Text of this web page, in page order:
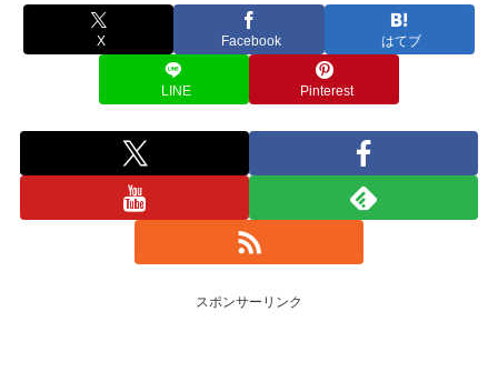
X Facebook はてブ
LINE Pinterest
スポンサーリンク